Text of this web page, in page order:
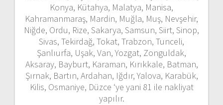
Konya, Kütahya, Malatya, Manisa,
Kahramanmaraş, Mardin, Muğla, Muş, Nevşehir,
Niğde, Ordu, Rize, Sakarya, Samsun, Siirt, Sinop,
Sivas, Tekirdağ, Tokat, Trabzon, Tunceli,
Şanlıurfa, Uşak, Van, Yozgat, Zonguldak,
Aksaray, Bayburt, Karaman, Kırıkkale, Batman,
Şırnak, Bartın, Ardahan, Iğdır, Yalova, Karabük,
Kilis, Osmaniye, Düzce ‘ye yani 81 ile nakliyat
yapılır.